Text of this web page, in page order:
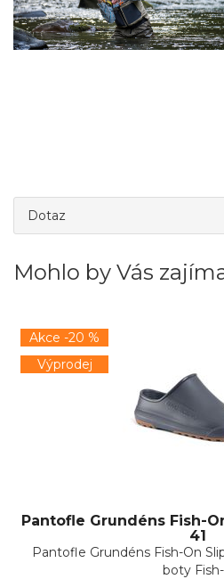
Dotaz
Mohlo by Vás
Akce -20 %
Výprodej
Pantofle Grundéns Fish-
41
Pantofle Grundéns Fish-On
boty Fish-